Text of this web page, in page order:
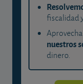
fiscalidad
nuestros
dinero.